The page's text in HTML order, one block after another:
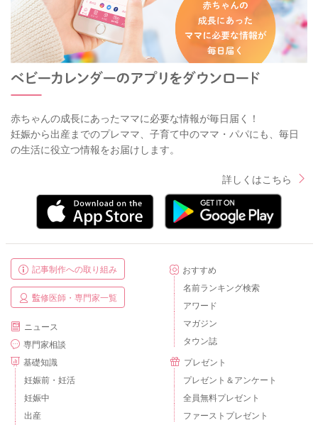
赤ちゃんの成長にあったママに必要な情報が毎日届く！
妊娠から出産までのプレママ、子育て中のママ・パパにも、毎日
の生活に役立つ情報をお届けします。
詳しくはこちら
記事制作への取り組み
監修医師・専門家一覧
ニュース
専門家相談
基礎知識
妊娠前・妊活
妊娠中
出産
おすすめ
名前ランキング検索
アワード
マガジン
タウン誌
プレゼント
プレゼント＆アンケート
全員無料プレゼント
ファーストプレゼント